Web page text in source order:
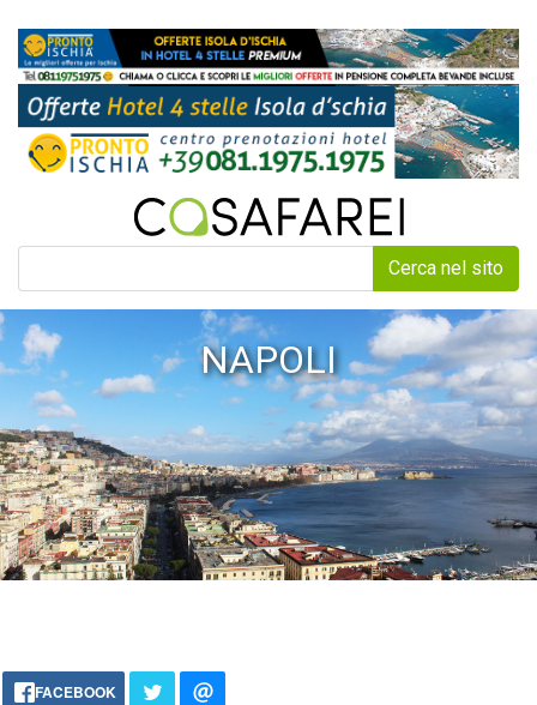
Cerca nel sito
NAPOLI
FACEBOOK